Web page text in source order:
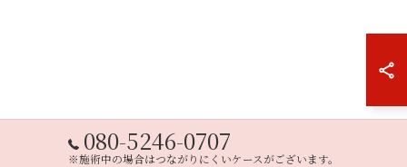
080-5246-0707
※施術中の場合はつながりにくいケースがございます。